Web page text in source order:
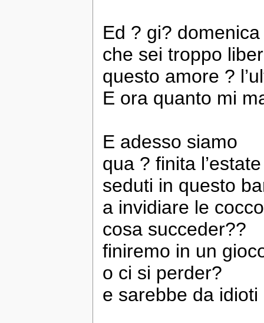
Ed ? gi?
che sei troppo
questo amore ?
E ora quanto mi
E adesso siamo
qua ? finita
seduti in questo
a invidiare le
cosa succeder??
finiremo in un
o ci si perder?
e sarebbe da